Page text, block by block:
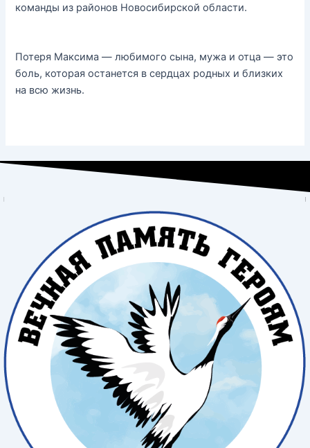
команды из районов Новосибирской области.
Потеря Максима — любимого сына, мужа и отца — это
боль, которая останется в сердцах родных и близких
на всю жизнь.